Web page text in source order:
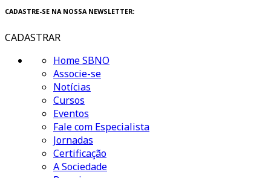
CADASTRE-SE NA NOSSA NEWSLETTER:
CADASTRAR
Home SBNO
Associe-se
Notícias
Cursos
Eventos
Fale com Especialista
Jornadas
Certificação
A Sociedade